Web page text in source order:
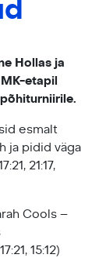
Hollas ja
etapil
esmalt
ja pidid väga
21:17,
Cools –
15:12)